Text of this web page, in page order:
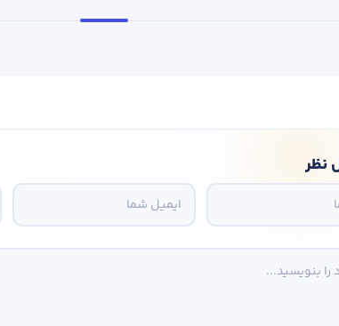
نظر